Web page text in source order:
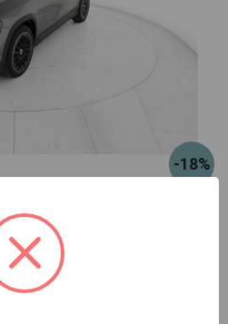
-18%
4matic auto 7p.ti